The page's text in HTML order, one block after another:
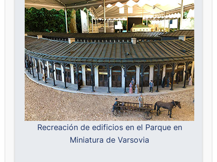
Recreación de edificios en el Parque en
Miniatura de Varsovia